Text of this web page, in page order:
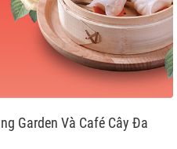
Garden Và Café Cây Đa